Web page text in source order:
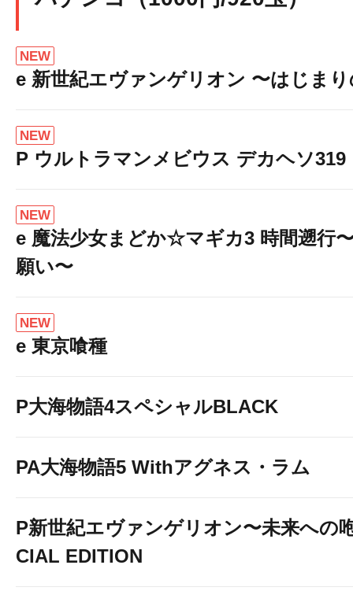
NEW
e 新世紀エヴァンゲリオン 〜はじま
NEW
P ウルトラマンメビウス デカヘソ319
NEW
e 魔法少女まどか☆マギカ3 時間遡行
願い〜
NEW
e 東京喰種
P大海物語4スペシャルBLACK
PA大海物語5 Withアグネス・ラム
P新世紀エヴァンゲリオン〜未来への
CIAL EDITION